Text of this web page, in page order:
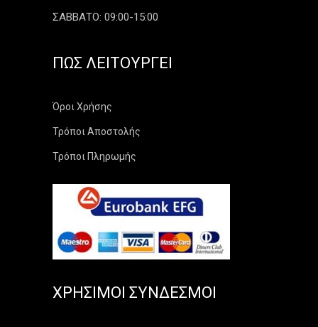
ΣΑΒΒΑΤΟ: 09:00-15:00
ΠΏΣ ΛΕΙΤΟΥΡΓΕΊ
Όροι Χρήσης
Τρόποι Αποστολής
Τρόποι Πληρωμής
ΧΡΉΣΙΜΟΙ ΣΎΝΔΕΣΜΟΙ